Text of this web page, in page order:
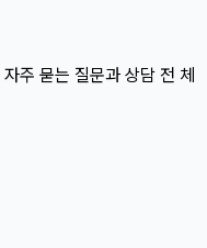
자주 묻는 질문과 상담 전 체